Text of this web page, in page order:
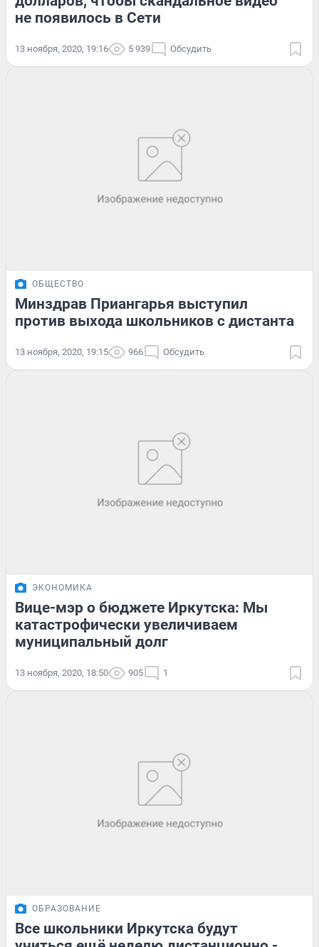
не появилось в Сети
13 ноября, 2020, 19:16 5 939 Обсудить
ОБЩЕСТВО
Минздрав Приангарья выступил
против выхода школьников с дистанта
13 ноября, 2020, 19:15 966 Обсудить
ЭКОНОМИКА
Вице-мэр о бюджете Иркутска: Мы
катастрофически увеличиваем
муниципальный долг
13 ноября, 2020, 18:50 905 1
ОБРАЗОВАНИЕ
Все школьники Иркутска будут